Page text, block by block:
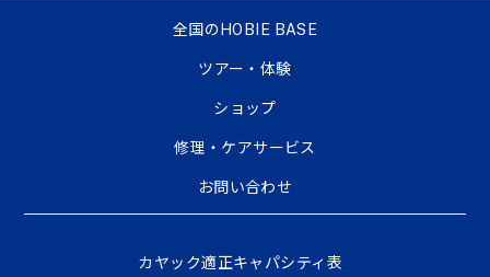
全国のHOBIE BASE
ツアー・体験
ショップ
修理・ケアサービス
お問い合わせ
カヤック適正キャパシティ表